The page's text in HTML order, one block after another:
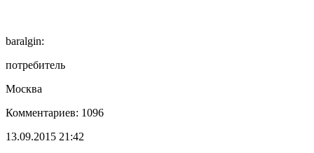
baralgin:
потребитель
Москва
Комментариев: 1096
13.09.2015 21:42